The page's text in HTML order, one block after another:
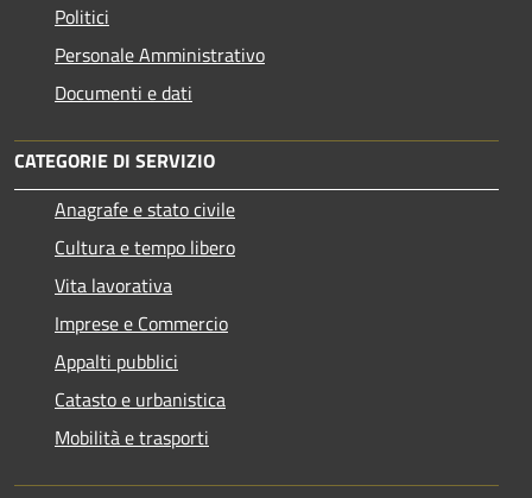
Politici
Personale Amministrativo
Documenti e dati
CATEGORIE DI SERVIZIO
Anagrafe e stato civile
Cultura e tempo libero
Vita lavorativa
Imprese e Commercio
Appalti pubblici
Catasto e urbanistica
Mobilità e trasporti